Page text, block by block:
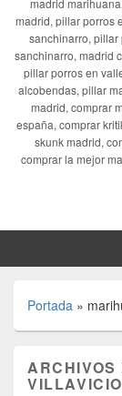
madrid
madrid, pillar porros
sanchinarro, pillar
sanchinarro, madrid
pillar porros en
alcobendas, pillar
madrid, comprar
españa, comprar
skunk madrid,
comprar la mejor
Portada »